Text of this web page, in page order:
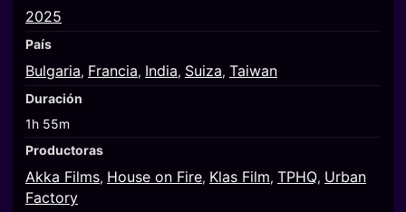
2025
País
Bulgaria, Francia, India, Suiza, Taiwan
Duración
1h 55m
Productoras
Akka Films, House on Fire, Klas Film, TPHQ, Urban
Factory